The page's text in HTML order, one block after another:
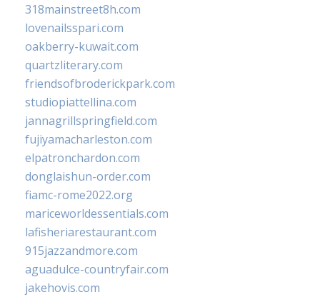
318mainstreet8h.com
lovenailsspari.com
oakberry-kuwait.com
quartzliterary.com
friendsofbroderickpark.com
studiopiattellina.com
jannagrillspringfield.com
fujiyamacharleston.com
elpatronchardon.com
donglaishun-order.com
fiamc-rome2022.org
mariceworldessentials.com
lafisheriarestaurant.com
915jazzandmore.com
aguadulce-countryfair.com
jakehovis.com